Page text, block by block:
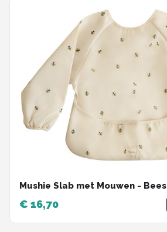
Mushie Slab met Mouwen - Bees
€ 16,70